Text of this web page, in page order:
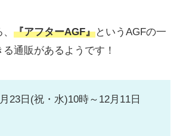
『アフターAGF』というAGFの一
通販があるようです！
23日(祝・水)10時～12月11日